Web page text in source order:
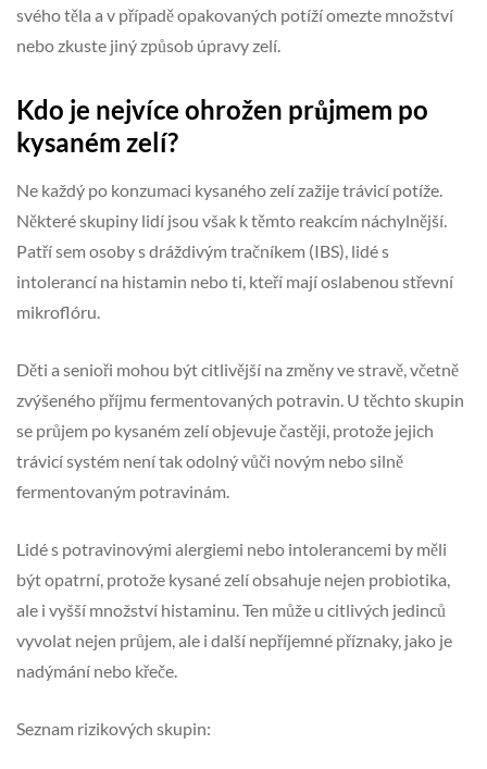
svého těla a v případě opakovaných potíží omezte množství
nebo zkuste jiný způsob úpravy zelí.
Kdo je nejvíce ohrožen průjmem po
kysaném zelí?
Ne každý po konzumaci kysaného zelí zažije trávicí potíže.
Některé skupiny lidí jsou však k těmto reakcím náchylnější.
Patří sem osoby s dráždivým tračníkem (IBS), lidé s
intolerancí na histamin nebo ti, kteří mají oslabenou střevní
mikroflóru.
Děti a senioři mohou být citlivější na změny ve stravě, včetně
zvýšeného příjmu fermentovaných potravin. U těchto skupin
se průjem po kysaném zelí objevuje častěji, protože jejich
trávicí systém není tak odolný vůči novým nebo silně
fermentovaným potravinám.
Lidé s potravinovými alergiemi nebo intolerancemi by měli
být opatrní, protože kysané zelí obsahuje nejen probiotika,
ale i vyšší množství histaminu. Ten může u citlivých jedinců
vyvolat nejen průjem, ale i další nepříjemné příznaky, jako je
nadýmání nebo křeče.
Seznam rizikových skupin: